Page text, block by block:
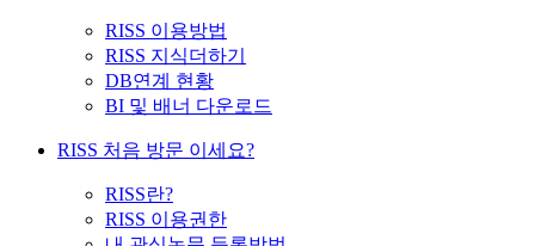
RISS 이용방법
RISS 지식더하기
DB연계 현황
BI 및 배너 다운로드
RISS 처음 방문 이세요?
RISS란?
RISS 이용권한